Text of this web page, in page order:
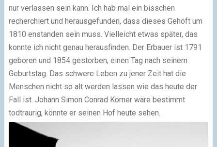
nur verlassen sein kann. Ich hab mal ein bisschen
recherchiert und herausgefunden, dass dieses Gehöft um
1810 enstanden sein muss. Vielleicht etwas später, das
konnte ich nicht genau herausfinden. Der Erbauer ist 1791
geboren und 1854 gestorben, einen Tag nach seinem
Geburtstag. Das schwere Leben zu jener Zeit hat die
Menschen nicht so alt werden lassen wie das heute der
Fall ist. Johann Simon Conrad Körner wäre bestimmt
todtraurig, könnte er seinen Hof heute sehen.